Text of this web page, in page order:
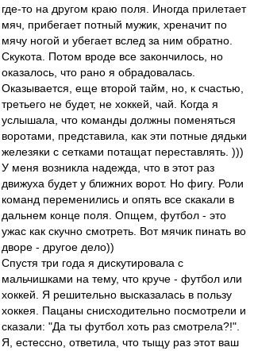
где-то на другом краю поля. Иногда прилетает
мяч, прибегает потный мужик, хреначит по
мячу ногой и убегает вслед за ним обратно.
Скукота. Потом вроде все закончилось, но
оказалось, что рано я обрадовалась.
Оказывается, еще второй тайм, но, к счастью,
третьего не будет, не хоккей, чай. Когда я
услышала, что команды должны поменяться
воротами, представила, как эти потные дядьки
железяки с сетками потащат переставлять. )))
У меня возникла надежда, что в этот раз
движуха будет у ближних ворот. Но фигу. Роли
команд переменились и опять все скакали в
дальнем конце поля. Опщем, футбол - это
ужас как скучно смотреть. Вот мячик пинать во
дворе - другое дело))
Спустя три года я дискутировала с
мальчишками на тему, что круче - футбол или
хоккей. Я решительно высказалась в пользу
хоккея. Пацаны снисходительно посмотрели и
сказали: "Да ты футбол хоть раз смотрела?!".
Я, естессно, ответила, что тыщу раз этот ваш